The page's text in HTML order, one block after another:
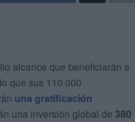
alcance que beneficiarán a
que sus 110.000
una gratificación
una inversión global de 380